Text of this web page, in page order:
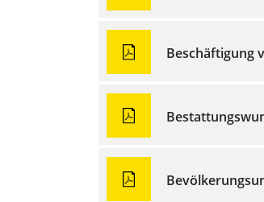
Beschäftigung